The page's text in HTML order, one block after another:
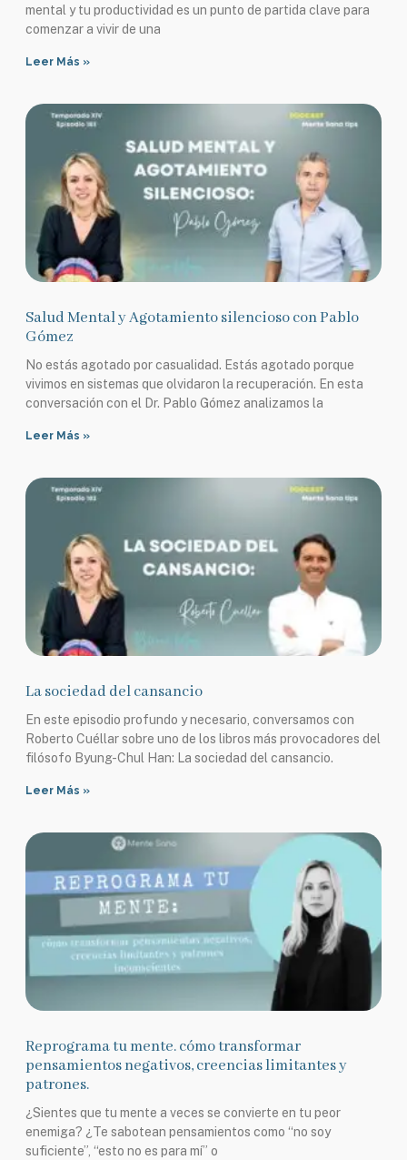
mental y tu productividad es un punto de partida clave para
comenzar a vivir de una
Leer Más »
Salud Mental y Agotamiento silencioso con Pablo
Gómez
No estás agotado por casualidad. Estás agotado porque
vivimos en sistemas que olvidaron la recuperación. En esta
conversación con el Dr. Pablo Gómez analizamos la
Leer Más »
La sociedad del cansancio
En este episodio profundo y necesario, conversamos con
Roberto Cuéllar sobre uno de los libros más provocadores del
filósofo Byung-Chul Han: La sociedad del cansancio.
Leer Más »
Reprograma tu mente. cómo transformar
pensamientos negativos, creencias limitantes y
patrones.
¿Sientes que tu mente a veces se convierte en tu peor
enemiga? ¿Te sabotean pensamientos como “no soy
suficiente”, “esto no es para mí” o